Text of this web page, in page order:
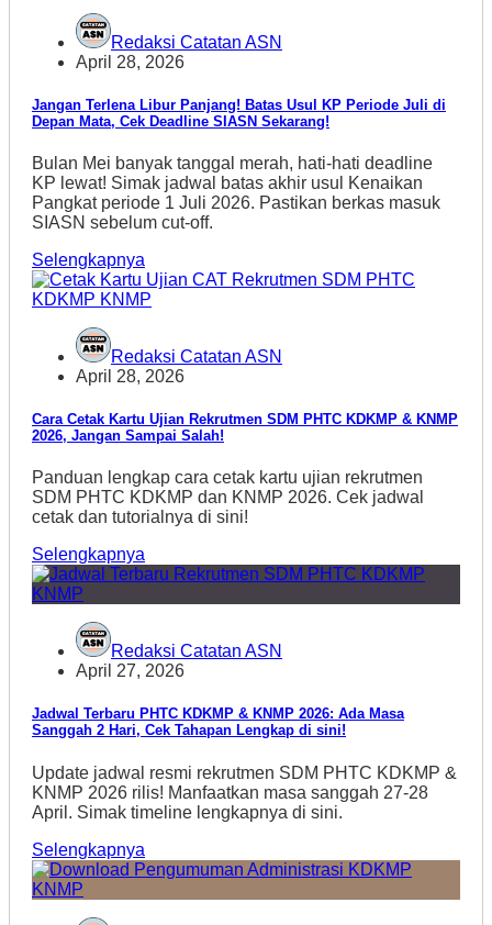
Redaksi Catatan ASN
April 28, 2026
Jangan Terlena Libur Panjang! Batas Usul KP Periode Juli di
Depan Mata, Cek Deadline SIASN Sekarang!
Bulan Mei banyak tanggal merah, hati-hati deadline
KP lewat! Simak jadwal batas akhir usul Kenaikan
Pangkat periode 1 Juli 2026. Pastikan berkas masuk
SIASN sebelum cut-off.
Selengkapnya
Redaksi Catatan ASN
April 28, 2026
Cara Cetak Kartu Ujian Rekrutmen SDM PHTC KDKMP & KNMP
2026, Jangan Sampai Salah!
Panduan lengkap cara cetak kartu ujian rekrutmen
SDM PHTC KDKMP dan KNMP 2026. Cek jadwal
cetak dan tutorialnya di sini!
Selengkapnya
Redaksi Catatan ASN
April 27, 2026
Jadwal Terbaru PHTC KDKMP & KNMP 2026: Ada Masa
Sanggah 2 Hari, Cek Tahapan Lengkap di sini!
Update jadwal resmi rekrutmen SDM PHTC KDKMP &
KNMP 2026 rilis! Manfaatkan masa sanggah 27-28
April. Simak timeline lengkapnya di sini.
Selengkapnya